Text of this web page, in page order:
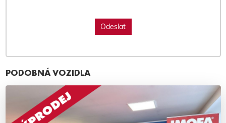
PODOBNÁ VOZIDLA